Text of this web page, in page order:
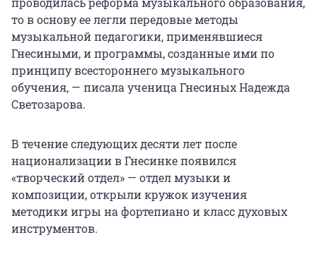
то в основу ее легли передовые методы
музыкальной педагогики, применявшиеся
Гнесиными, и программы, созданные ими по
принципу всестороннего музыкального
обучения, — писала ученица Гнесиных Надежда
Светозарова.
В течение следующих десяти лет после
национализации в Гнесинке появился
«творческий отдел» — отдел музыки и
композиции, открыли кружок изучения
методики игры на фортепиано и класс духовых
инструментов.